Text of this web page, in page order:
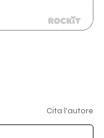
Cita l'autore